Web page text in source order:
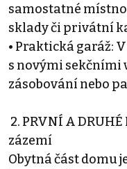
samostatné
sklady či privátní
• Praktická garáž:
s novými sekčními
zásobování nebo
2. PRVNÍ A
zázemí
Obytná část domu